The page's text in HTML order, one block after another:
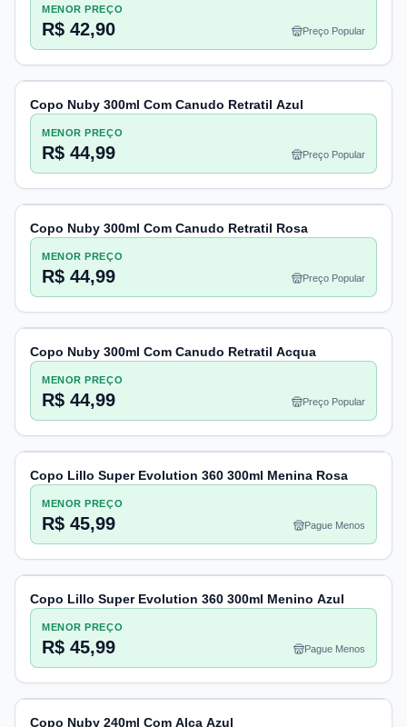
MENOR PREÇO
R$ 42,90 Preço Popular
Copo Nuby 300ml Com Canudo Retratil Azul
MENOR PREÇO
R$ 44,99 Preço Popular
Copo Nuby 300ml Com Canudo Retratil Rosa
MENOR PREÇO
R$ 44,99 Preço Popular
Copo Nuby 300ml Com Canudo Retratil Acqua
MENOR PREÇO
R$ 44,99 Preço Popular
Copo Lillo Super Evolution 360 300ml Menina Rosa
MENOR PREÇO
R$ 45,99 Pague Menos
Copo Lillo Super Evolution 360 300ml Menino Azul
MENOR PREÇO
R$ 45,99 Pague Menos
Copo Nuby 240ml Com Alca Azul